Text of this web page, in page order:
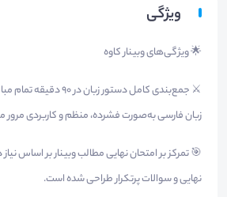
ویژگی
🌟 ویژگی‌های وبینار کاوه
⚔️ جمع‌بندی کامل دستور
زبان فارسی به‌صورت فشرده، منظم و کاربردی
🎯 تمرکز بر امتحان نهایی مطالب وبینار بر اساس
نهایی و سوالات پرتکرار طراحی شده است.